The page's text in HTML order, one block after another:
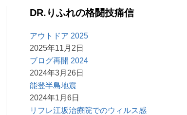
DR.りふれの格闘技痛信
アウトドア 2025
2025年11月2日
ブログ再開 2024
2024年3月26日
能登半島地震
2024年1月6日
リフレ江坂治療院でのウィルス感